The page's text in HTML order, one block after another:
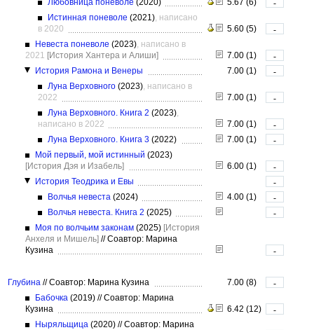
Любовница поневоле (2020) 5.67 (6)
-
Истинная поневоле (2021), написано
в 2020
5.60 (5)
-
Невеста поневоле (2023), написано в
2021 [История Хантера и Алиши] 7.00 (1)
-
История Рамона и Венеры
7.00 (1)
-
Луна Верховного (2023), написано в
2022
7.00 (1)
-
Луна Верховного. Книга 2 (2023),
написано в 2022
7.00 (1)
-
Луна Верховного. Книга 3 (2022) 7.00 (1)
-
Мой первый, мой истинный (2023)
[История Дэя и Изабель]
6.00 (1)
-
История Теодрика и Евы
-
Волчья невеста (2024) 4.00 (1)
-
Волчья невеста. Книга 2 (2025)
-
Моя по волчьим законам (2025) [История
Анхеля и Мишель] //Соавтор: Марина
Кузина
-
Глубина //Соавтор: Марина Кузина 7.00 (8)
-
Бабочка (2019) //Соавтор: Марина
Кузина
6.42 (12)
-
Ныряльщица (2020) //Соавтор: Марина